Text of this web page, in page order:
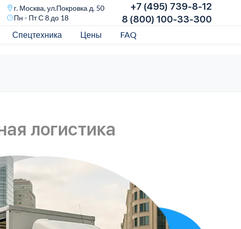
г. Москва, ул.Покровка д. 50
Пн - Пт С 8 до 18
+7 (495) 739-8-12
8 (800) 100-33-300
Спецтехника Цены FAQ
логистика